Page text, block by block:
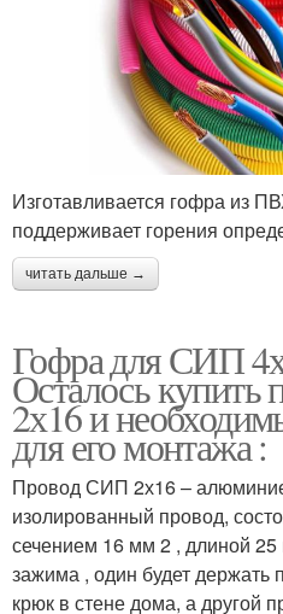
Изготавливается гофра из
поддерживает горения
читать дальше →
Гофра для СИП
Осталось
2х16 и
для его монтажа :
Провод СИП 2х16 –
изолированный провод,
сечением 16 мм 2 , длиной
зажима , один будет
крюк в стене дома, а другой